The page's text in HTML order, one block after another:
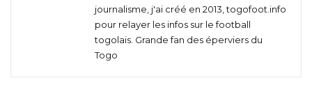
journalisme, j'ai créé en 2013, togofoot.info
pour relayer les infos sur le football
togolais. Grande fan des éperviers du
Togo